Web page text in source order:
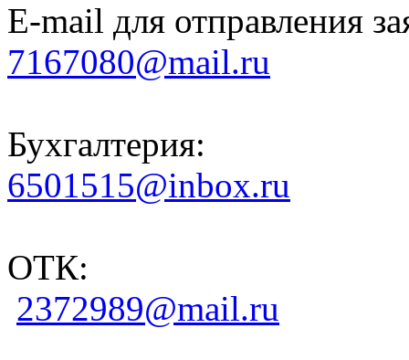
E-mail для отправления
7167080@mail.ru
Бухгалтерия:
6501515@inbox.ru
ОТК:
2372989@mail.ru